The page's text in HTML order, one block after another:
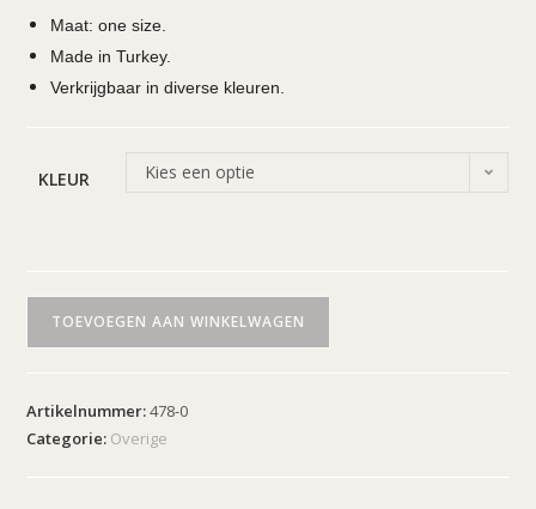
Maat: one size.
Made in Turkey.
Verkrijgbaar in diverse kleuren.
KLEUR Kies een optie
TOEVOEGEN AAN WINKELWAGEN
Artikelnummer:478-0
Categorie: Overige